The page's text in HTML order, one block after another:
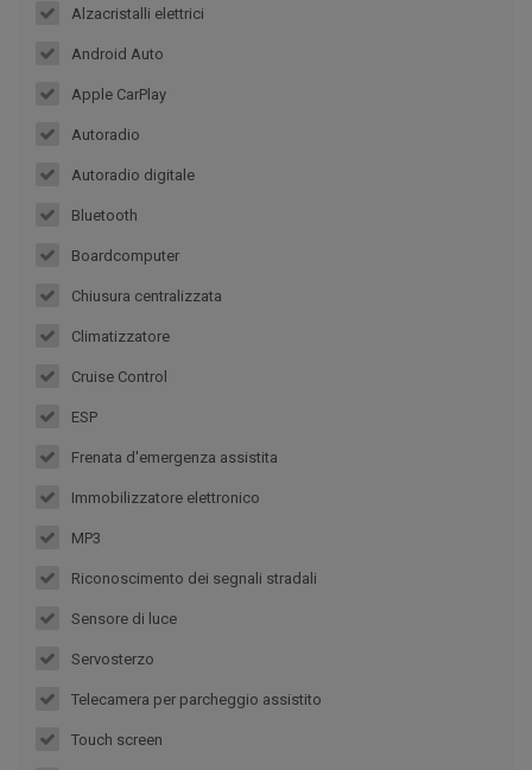
Alzacristalli elettrici
Android Auto
Apple CarPlay
Autoradio
Autoradio digitale
Bluetooth
Boardcomputer
Chiusura centralizzata
Climatizzatore
Cruise Control
ESP
Frenata d'emergenza assistita
Immobilizzatore elettronico
MP3
Riconoscimento dei segnali stradali
Sensore di luce
Servosterzo
Telecamera per parcheggio assistito
Touch screen